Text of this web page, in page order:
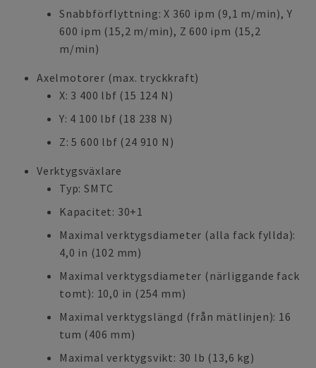
Snabbförflyttning: X 360 ipm (9,1 m/min), Y
600 ipm (15,2 m/min), Z 600 ipm (15,2
m/min)
Axelmotorer (max. tryckkraft)
X: 3 400 lbf (15 124 N)
Y: 4 100 lbf (18 238 N)
Z: 5 600 lbf (24 910 N)
Verktygsväxlare
Typ: SMTC
Kapacitet: 30+1
Maximal verktygsdiameter (alla fack fyllda):
4,0 in (102 mm)
Maximal verktygsdiameter (närliggande fack
tomt): 10,0 in (254 mm)
Maximal verktygslängd (från mätlinjen): 16
tum (406 mm)
Maximal verktygsvikt: 30 lb (13,6 kg)